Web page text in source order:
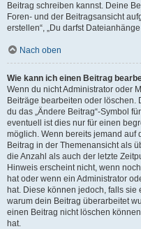
Beitrag schreiben kannst. Deine
Foren- und der Beitragsansicht
erstellen“, „Du darfst
Nach oben
Wie kann ich einen Beitrag
Wenn du nicht Administrator oder
Beiträge bearbeiten oder
du das „Ändere Beitrag“-Symbol
eventuell ist dies nur für einen
möglich. Wenn bereits jemand auf
Beitrag in der Themenansicht als
die Anzahl als auch der letzte
Hinweis erscheint nicht, wenn
hat oder wenn ein Administrator
hat. Diese können jedoch, falls
warum dein Beitrag überarbeitet
einen Beitrag nicht löschen
hat.